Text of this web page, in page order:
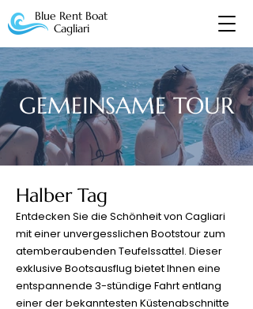
Blue Rent Boat
Cagliari
GEMEINSAME TOUR
Halber Tag
Entdecken Sie die Schönheit von Cagliari
mit einer unvergesslichen Bootstour zum
atemberaubenden Teufelssattel. Dieser
exklusive Bootsausflug bietet Ihnen eine
entspannende 3-stündige Fahrt entlang
einer der bekanntesten Küstenabschnitte